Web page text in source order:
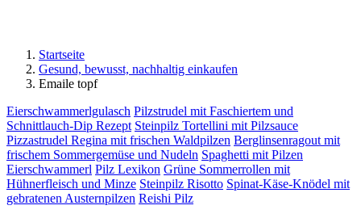
Startseite
Gesund, bewusst, nachhaltig einkaufen
Emaile topf
Eierschwammerlgulasch Pilzstrudel mit Faschiertem und
Schnittlauch-Dip Rezept Steinpilz Tortellini mit Pilzsauce
Pizzastrudel Regina mit frischen Waldpilzen Berglinsenragout mit
frischem Sommergemüse und Nudeln Spaghetti mit Pilzen
Eierschwammerl Pilz Lexikon Grüne Sommerrollen mit
Hühnerfleisch und Minze Steinpilz Risotto Spinat-Käse-Knödel mit
gebratenen Austernpilzen Reishi Pilz